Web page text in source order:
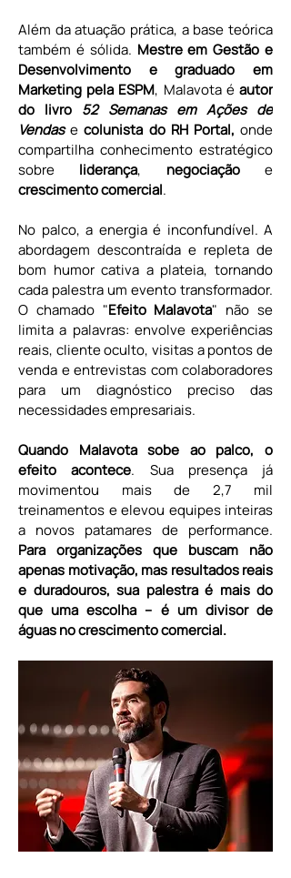
Além da atuação prática, a base teórica
também é sólida. Mestre em Gestão e
Desenvolvimento e graduado em
Marketing pela ESPM, Malavota é autor
do livro 52 Semanas em Ações de
Vendas e colunista do RH Portal, onde
compartilha conhecimento estratégico
sobre liderança, negociação
crescimento comercial.
No palco, a energia é inconfundível. A
abordagem descontraída e repleta de
bom humor cativa a plateia, tornando
cada palestra um evento transformador.
O chamado "Efeito Malavota" não se
limita a palavras: envolve experiências
reais, cliente oculto, visitas a pontos de
venda e entrevistas com colaboradores
para um diagnóstico preciso das
necessidades empresariais.
Quando Malavota sobe ao palco, o
efeito acontece. Sua presença já
movimentou mais de 2,7 mil
treinamentos e elevou equipes inteiras
Para organizações que buscam não
apenas motivação, mas resultados reais
e duradouros, sua palestra é mais do
que uma escolha – é um divisor de
águas no crescimento comercial.